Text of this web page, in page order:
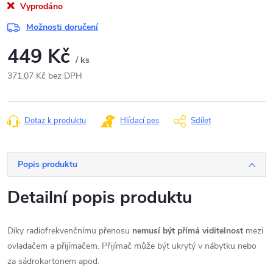
Vyprodáno
Možnosti doručení
449 Kč / ks
371,07 Kč bez DPH
cena:
Dotaz k produktu Hlídací pes Sdílet
Popis produktu
Detailní popis produktu
Díky radiofrekvenčnímu přenosu nemusí být přímá viditelnost mezi
ovladačem a přijímačem. Přijímač může být ukrytý v nábytku nebo
za sádrokartonem apod.